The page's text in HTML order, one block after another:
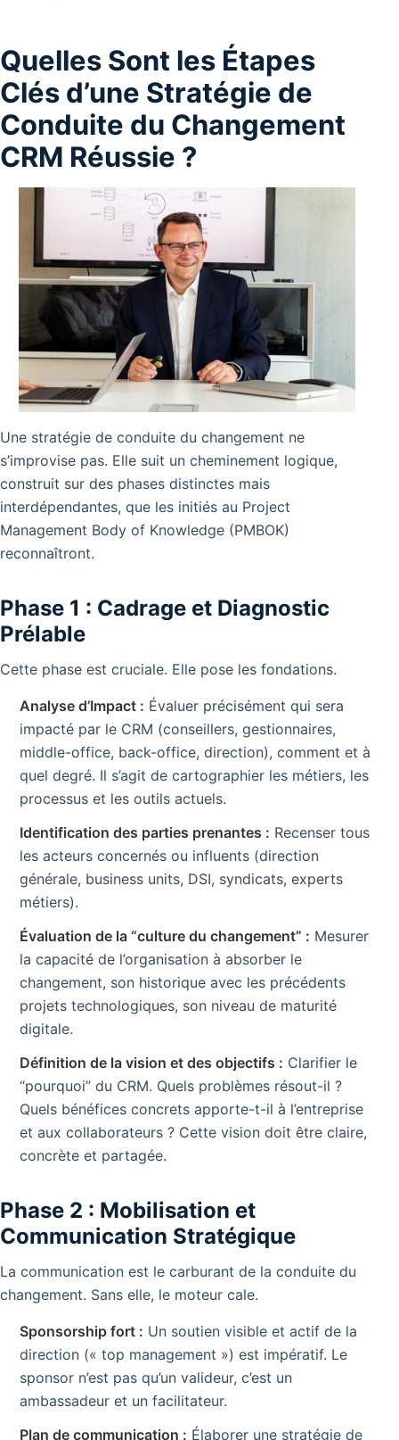
Quelles Sont les Étapes
Clés d’une Stratégie de
Conduite du Changement
CRM Réussie ?
Une stratégie de conduite du changement ne
s’improvise pas. Elle suit un cheminement logique,
construit sur des phases distinctes mais
interdépendantes, que les initiés au Project
Management Body of Knowledge (PMBOK)
reconnaîtront.
Phase 1 : Cadrage et Diagnostic
Prélable
Cette phase est cruciale. Elle pose les fondations.
Analyse d’Impact : Évaluer précisément qui sera
impacté par le CRM (conseillers, gestionnaires,
middle-office, back-office, direction), comment et à
quel degré. Il s’agit de cartographier les métiers, les
processus et les outils actuels.
Identification des parties prenantes : Recenser tous
les acteurs concernés ou influents (direction
générale, business units, DSI, syndicats, experts
métiers).
Évaluation de la “culture du changement” : Mesurer
la capacité de l’organisation à absorber le
changement, son historique avec les précédents
projets technologiques, son niveau de maturité
digitale.
Définition de la vision et des objectifs : Clarifier le
“pourquoi” du CRM. Quels problèmes résout-il ?
Quels bénéfices concrets apporte-t-il à l’entreprise
et aux collaborateurs ? Cette vision doit être claire,
concrète et partagée.
Phase 2 : Mobilisation et
Communication Stratégique
La communication est le carburant de la conduite du
changement. Sans elle, le moteur cale.
Sponsorship fort : Un soutien visible et actif de la
direction (« top management ») est impératif. Le
sponsor n’est pas qu’un valideur, c’est un
ambassadeur et un facilitateur.
Plan de communication : Élaborer une stratégie de